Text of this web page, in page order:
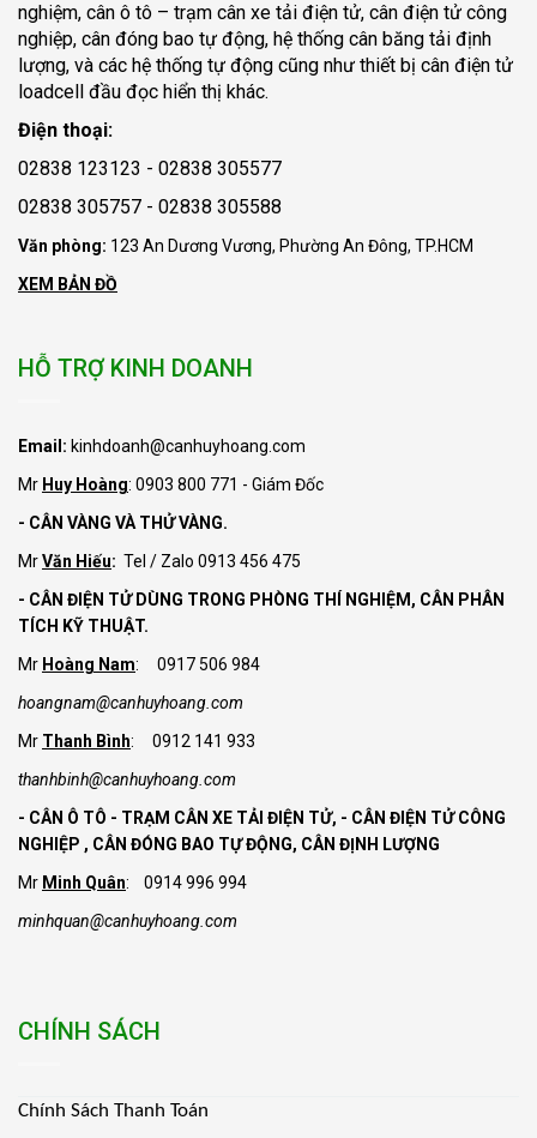
nghiệm, cân ô tô – trạm cân xe tải điện tử, cân điện tử công
nghiệp, cân đóng bao tự động, hệ thống cân băng tải định
lượng, và các hệ thống tự động cũng như thiết bị cân điện tử
loadcell đầu đọc hiển thị khác.
Điện thoại:
02838 123123 - 02838 305577
02838 305757 - 02838 305588
Văn phòng: 123 An Dương Vương, Phường An Đông, TP.HCM
XEM BẢN ĐỒ
HỖ TRỢ KINH DOANH
Email: kinhdoanh@canhuyhoang.com
Mr Huy Hoàng: 0903 800 771 - Giám Đốc
- CÂN VÀNG VÀ THỬ VÀNG.
MrVăn Hiếu: Tel / Zalo 0913 456 475
- CÂN ĐIỆN TỬ DÙNG TRONG PHÒNG THÍ NGHIỆM, CÂN PHÂN
TÍCH KỸ THUẬT.
Mr Hoàng Nam: 0917 506 984
hoangnam@canhuyhoang.com
Mr Thanh Bình: 0912 141 933
thanhbinh@canhuyhoang.com
- CÂN Ô TÔ - TRẠM CÂN XE TẢI ĐIỆN TỬ, - CÂN ĐIỆN TỬ CÔNG
NGHIỆP , CÂN ĐÓNG BAO TỰ ĐỘNG, CÂN ĐỊNH LƯỢNG
Mr Minh Quân: 0914 996 994
minhquan@canhuyhoang.com
CHÍNH SÁCH
Chính Sách Thanh Toán